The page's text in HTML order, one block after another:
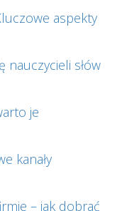
aspekty
nauczycieli słów
je
kanały
– jak dobrać